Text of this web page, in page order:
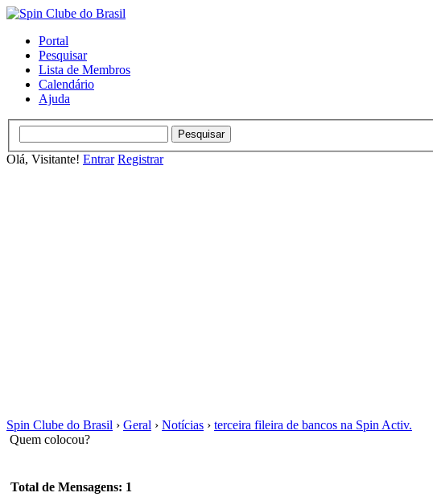
Portal
Pesquisar
Lista de Membros
Calendário
Ajuda
Olá, Visitante! Entrar Registrar
Spin Clube do Brasil › Geral › Notícias › terceira fileira de bancos na Spin Activ.
Quem colocou?
Total de Mensagens: 1